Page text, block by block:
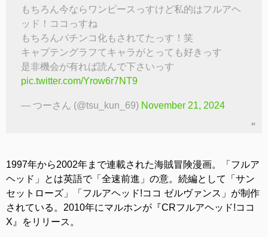
もちろん今ならワンピースっすけど私的はフルアヘ
ッド！ココっすね
もちろんパチンコ化もされてたっす！笑
キャプテングラフてキャラがとっても好きっす
是非機会が有れば読んで下さいっす
pic.twitter.com/Yrow6r7NT9
— つーさん (@tsu_kun_69) November 21, 2024
1997年から2002年まで連載された海賊冒険漫画。「フルア
ヘッド」とは英語で「全速前進」の意。続編として「サン
セットローズ」「フルアヘッド!ココ ゼルヴァンス」が制作
されている。2010年にマルホンが『CRフルアヘッド!ココ
X』をリリース。